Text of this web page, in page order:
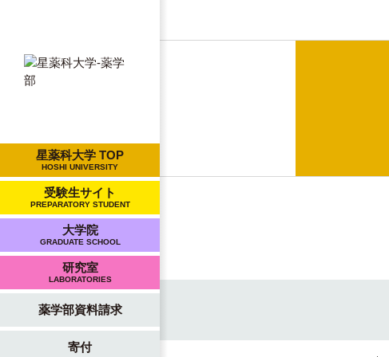
星薬科大学 TOP
HOSHI UNIVERSITY
受験生サイト
PREPARATORY STUDENT
大学院
GRADUATE SCHOOL
研究室
LABORATORIES
薬学部資料請求
寄付